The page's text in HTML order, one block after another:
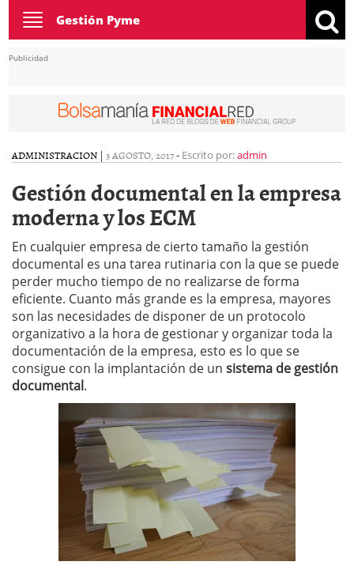
Toggle
navigation
Gestión Pyme
Publicidad
ADMINISTRACION | 3 AGOSTO, 2017- Escrito por:admin
Gestión documental en la empresa
moderna y los ECM
En cualquier empresa de cierto tamaño la gestión
documental es una tarea rutinaria con la que se puede
perder mucho tiempo de no realizarse de forma
eficiente. Cuanto más grande es la empresa, mayores
son las necesidades de disponer de un protocolo
organizativo a la hora de gestionar y organizar toda la
documentación de la empresa, esto es lo que se
consigue con la implantación de un sistema de gestión
documental.